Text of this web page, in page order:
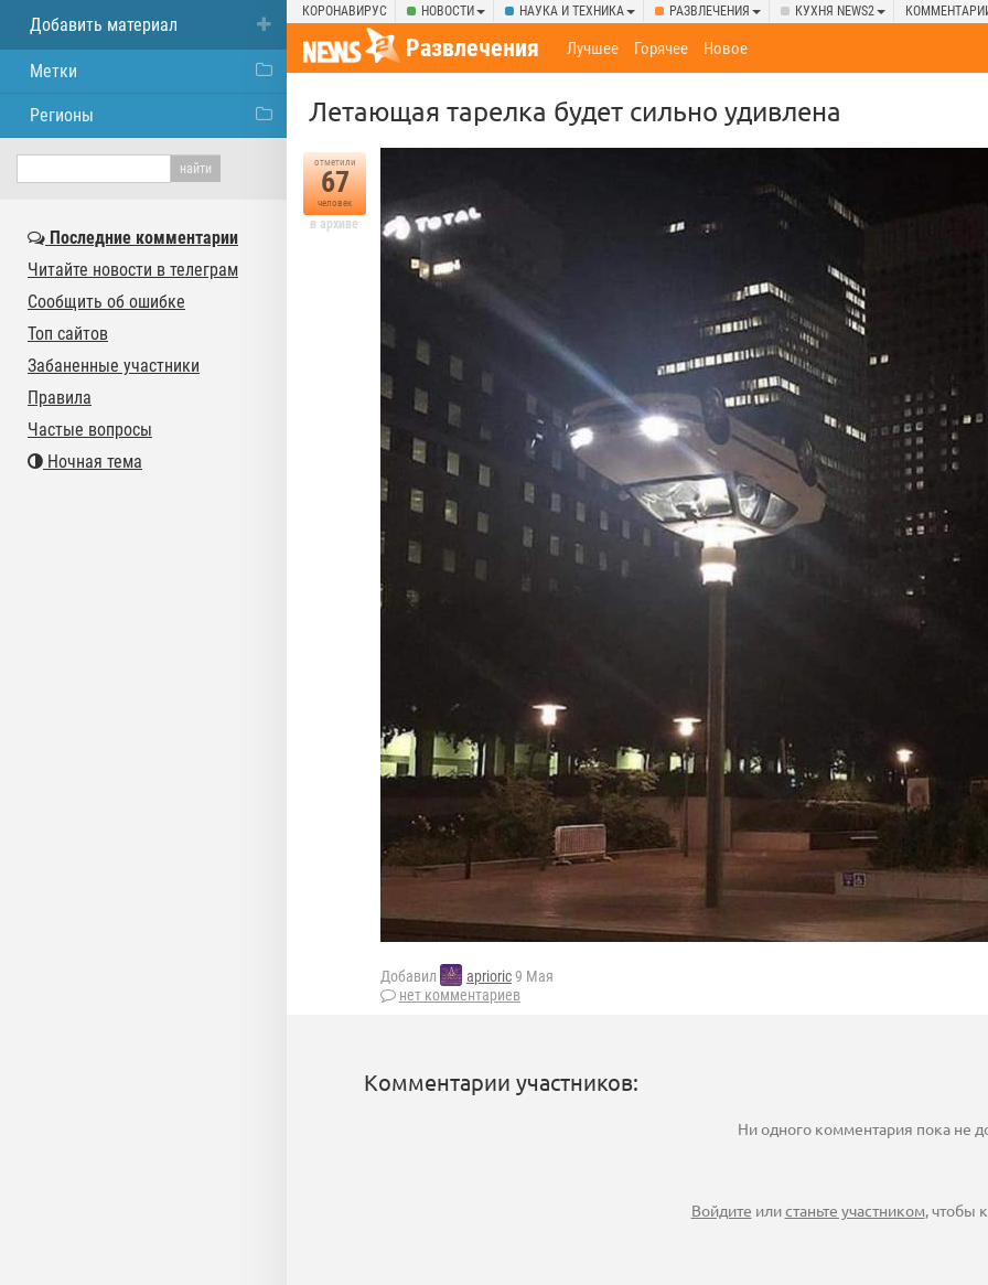
КОРОНАВИРУС НОВОСТИ НАУКА И ТЕХНИКА РАЗВЛЕЧЕНИЯ КУХНЯ NEWS2
Развлечения Лучшее Горячее Новое
Летающая тарелка будет сильно удивлена
отметили
67
человек
в архиве
Добавил aprioric9 Мая
нет комментариев
Комментарии участников:
Ни одного комментария пока не
Войдите илистаньте участником, чтобы
Добавить материал
Метки
Регионы
Последние комментарии
Читайте новости в телеграм
Сообщить об ошибке
Топ сайтов
Забаненные участники
Правила
Частые вопросы
Ночная тема